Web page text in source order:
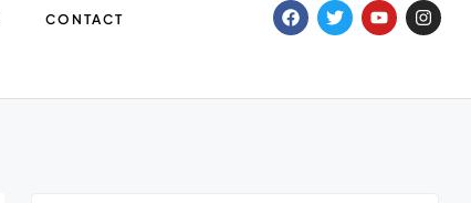
CONTACT